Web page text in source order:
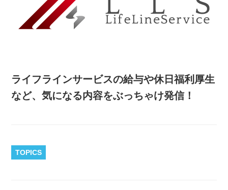
ライフラインサービスの給与や休日福利厚生
など、気になる内容をぶっちゃけ発信！
TOPICS